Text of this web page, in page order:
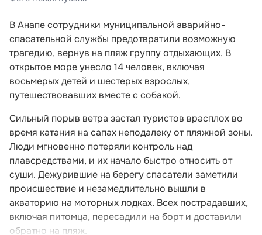
В Анапе сотрудники муниципальной аварийно-
спасательной службы предотвратили возможную
трагедию, вернув на пляж группу отдыхающих. В
открытое море унесло 14 человек, включая
восьмерых детей и шестерых взрослых,
путешествовавших вместе с собакой.
Сильный порыв ветра застал туристов врасплох во
время катания на сапах неподалеку от пляжной зоны.
Люди мгновенно потеряли контроль над
плавсредствами, и их начало быстро относить от
суши. Дежурившие на берегу спасатели заметили
происшествие и незамедлительно вышли в
акваторию на моторных лодках. Всех пострадавших,
включая питомца, пересадили на борт и доставили
обратно на пляж.